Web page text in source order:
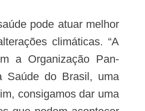
pode atuar melhor
climáticas. “A
a Organização Pan-
Saúde do Brasil, uma
consigamos dar uma